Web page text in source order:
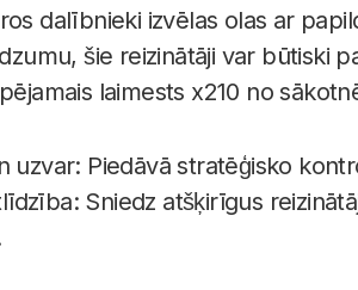
dalībnieki izvēlas olas ar
šie reizinātāji var būtiski
laimests x210 no
uzvar: Piedāvā stratēģisko
Sniedz atšķirīgus